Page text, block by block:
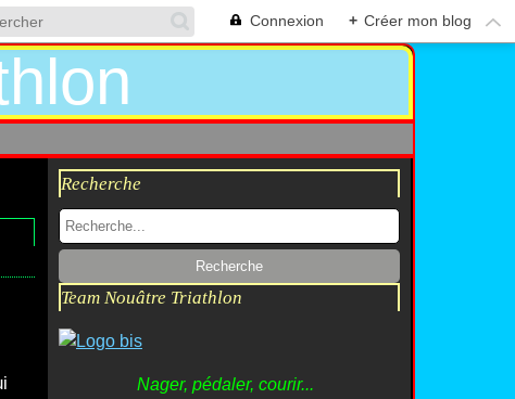
Connexion + Créer mon blog
Recherche
Team Nouâtre Triathlon
Nager, pédaler, courir...